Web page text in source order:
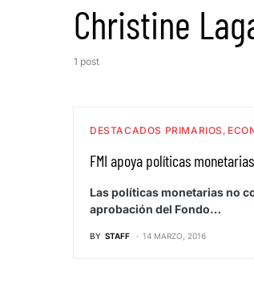
Christine
1 post
DESTACADOS PRIMARIOS
FMI apoya políticas
Las políticas monetarias no
aprobación del Fondo…
BY STAFF 14 MARZO, 2016